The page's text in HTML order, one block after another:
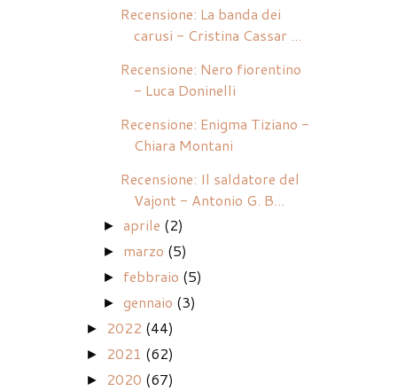
Recensione: La banda dei
carusi - Cristina Cassar ...
Recensione: Nero fiorentino
- Luca Doninelli
Recensione: Enigma Tiziano -
Chiara Montani
Recensione: Il saldatore del
Vajont - Antonio G. B...
►aprile (2)
► marzo (5)
► febbraio (5)
►gennaio (3)
► 2022 (44)
► 2021 (62)
► 2020 (67)